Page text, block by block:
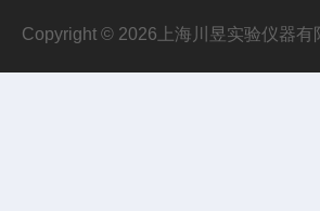
Copyright © 2026上海川昱实验仪器